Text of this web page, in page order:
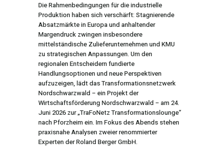
Die Rahmenbedingungen für die industrielle
Produktion haben sich verschärft: Stagnierende
Absatzmärkte in Europa und anhaltender
Margendruck zwingen insbesondere
mittelständische Zulieferunternehmen und KMU
zu strategischen Anpassungen. Um den
regionalen Entscheidern fundierte
Handlungsoptionen und neue Perspektiven
aufzuzeigen, lädt das Transformationsnetzwerk
Nordschwarzwald – ein Projekt der
Wirtschaftsförderung Nordschwarzwald – am 24.
Juni 2026 zur „TraFoNetz Transformationslounge“
nach Pforzheim ein. Im Fokus des Abends stehen
praxisnahe Analysen zweier renommierter
Experten der Roland Berger GmbH.